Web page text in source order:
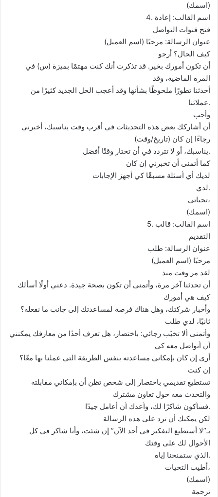
(اسمك)
4. اسم القالب: إعادة
فتح قنوات التواصل
عنوان الرسالة: مرحبًا (اسم العميل)
كيف الحال؟ أرجو
أن تكون أمورك بخير. قد تذكرت أنك كنت مهتمًا بميزة (س) في
المرة الماضية، وقد
أحدثنا تطورًا ملحوظًا بشأنها وقد أعجب الحل الجديد كثيرًا من
عملائنا.
وأحب
أن أشاركك بعض هذه التحديثات في أقرب وقت يناسبك، أخبرني
رجاءًا إن كان (تاريخ/وقت)
يناسبك، أو لا تتردد في أن تختار وقتًا أفضل.
كما أتمنى أن تخبرني إن كان
لديك أي أسئلة مسبقًا كي أجهز الإجابات
لدي.
تحياتي،
(اسمك)
5. اسم القالب: قالب
التقديم
عنوان الرسالة: طلب
مرحبًا (اسم العميل)
لقد مر وقت منذ
أن تحدثنا آخر مرة، وأتمنى أن تكون بصحة جيدة. دعني أولًا أسألك
كيف هي أمورك
وأخبار شركتك، وهل هناك فرصة لمساعدتك إلى جانب ما نفعله؟
ثانيًا، لدي طلب
وأتمنى ألا تخيّب رجائي: باختصار، هل تعرف أحدًا من معارفك يمكنني
أن أتواصل معه كي
أرى إن كان بإمكاني مساعدته بنفس الطريقة التي عملنا بها معًا؟
إن كنت
تستطيع تقديمي باختصار إلى شخص تظن أن بإمكاني مقابلته
والتحدث معه حول تعاون مشترك
فسأكون شاكرًا لك، وأعدك أن أعامل جيدًا.
لكن يمكنك أن ترد على هذه الرسالة
بـ”لا أستطيع التفكير في أحد الآن” إن شئت، وأنا شاكر في كل
الأحوال لك على وقتك
الذي ستمنحنا إياه.
أطيب التحيات،
(اسمك)
ترجمة